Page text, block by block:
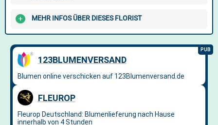
MEHR INFOS ÜBER DIESES FLORIST